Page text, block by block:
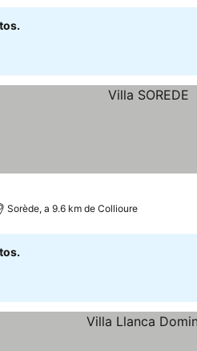
Sorède, a 9.6 km de Collioure